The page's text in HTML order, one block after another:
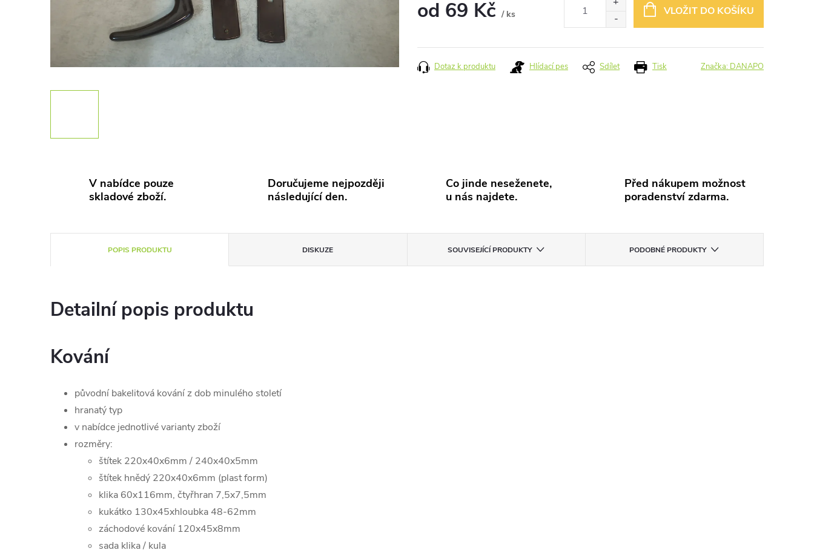
od 69 Kč / ks
VLOŽIT DO KOŠÍKU
Tisk
Dotaz k produktu Hlídací pes Sdílet Značka: DANAPO
V nabídce pouze
skladové zboží.
Doručujeme nejpozději
následující den.
Co jinde neseženete,
u nás najdete.
Před nákupem možnost
poradenství zdarma.
POPIS PRODUKTU DISKUZE SOUVISEJÍCÍ PRODUKTY PODOBNÉ PRODUKTY
Detailní popis produktu
Kování
původní bakelitová kování z dob minulého století
hranatý typ
v nabídce jednotlivé varianty zboží
rozměry:
štítek 220x40x6mm / 240x40x5mm
štítek hnědý 220x40x6mm (plast form)
klika 60x116mm, čtyřhran 7,5x7,5mm
kukátko 130x45xhloubka 48-62mm
záchodové kování 120x45x8mm
sada klika / kula